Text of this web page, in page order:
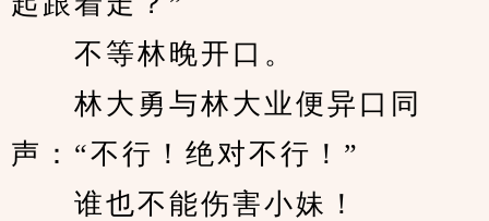
不等林晚开口。
林大勇与林大业便异口同
声：“不行！绝对不行！”
谁也不能伤害小妹！